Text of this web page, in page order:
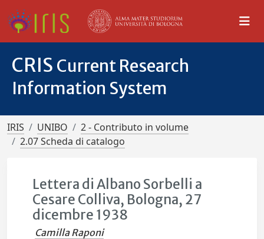
CRIS Current Research
Information System
IRIS UNIBO
2 - Contributo in volume
2.07 Scheda di catalogo
Lettera di Albano Sorbelli a
Cesare Colliva, Bologna, 27
dicembre 1938
Camilla Raponi